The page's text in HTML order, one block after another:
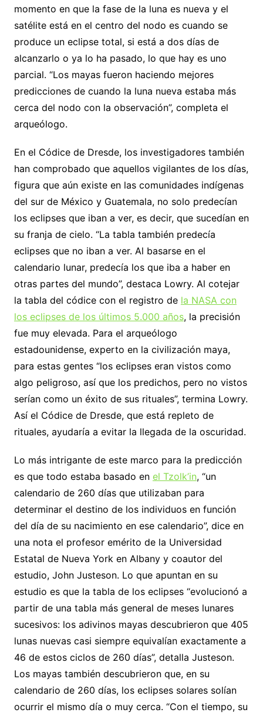
momento en que la fase de la luna es nueva y el
satélite está en el centro del nodo es cuando se
produce un eclipse total, si está a dos días de
alcanzarlo o ya lo ha pasado, lo que hay es uno
parcial. “Los mayas fueron haciendo mejores
predicciones de cuando la luna nueva estaba más
cerca del nodo con la observación”, completa el
arqueólogo.
En el Códice de Dresde, los investigadores también
han comprobado que aquellos vigilantes de los días,
figura que aún existe en las comunidades indígenas
del sur de México y Guatemala, no solo predecían
los eclipses que iban a ver, es decir, que sucedían en
su franja de cielo. “La tabla también predecía
eclipses que no iban a ver. Al basarse en el
calendario lunar, predecía los que iba a haber en
otras partes del mundo”, destaca Lowry. Al cotejar
la tabla del códice con el registro de la NASA con
los eclipses de los últimos 5.000 años, la precisión
fue muy elevada. Para el arqueólogo
estadounidense, experto en la civilización maya,
para estas gentes “los eclipses eran vistos como
algo peligroso, así que los predichos, pero no vistos
serían como un éxito de sus rituales”, termina Lowry.
Así el Códice de Dresde, que está repleto de
rituales, ayudaría a evitar la llegada de la oscuridad.
Lo más intrigante de este marco para la predicción
es que todo estaba basado en el Tzolk’in, “un
calendario de 260 días que utilizaban para
determinar el destino de los individuos en función
del día de su nacimiento en ese calendario”, dice en
una nota el profesor emérito de la Universidad
Estatal de Nueva York en Albany y coautor del
estudio, John Justeson. Lo que apuntan en su
estudio es que la tabla de los eclipses “evolucionó a
partir de una tabla más general de meses lunares
sucesivos: los adivinos mayas descubrieron que 405
lunas nuevas casi siempre equivalían exactamente a
46 de estos ciclos de 260 días”, detalla Justeson.
Los mayas también descubrieron que, en su
calendario de 260 días, los eclipses solares solían
ocurrir el mismo día o muy cerca. “Con el tiempo, su